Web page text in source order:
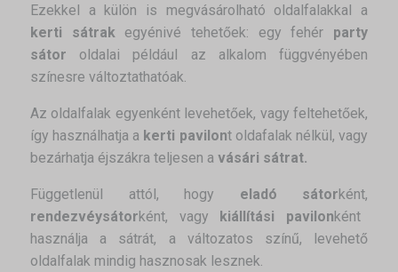
Ezekkel a külön is megvásárolható oldalfalakkal a
kerti sátrakegyénivé tehetőek: egy fehér party
sátor oldalai például az alkalom függvényében
színesre változtathatóak.
Az oldalfalak egyenként levehetőek, vagy feltehetőek,
így használhatja a kerti pavilont oldafalak nélkül, vagy
bezárhatja éjszákra teljesen a vásári sátrat.
Függetlenül attól, hogy eladó sátorként,
rendezvéysátorként, vagy kiállítási pavilonként
használja a sátrát, a változatos színű, levehető
oldalfalak mindig hasznosak lesznek.